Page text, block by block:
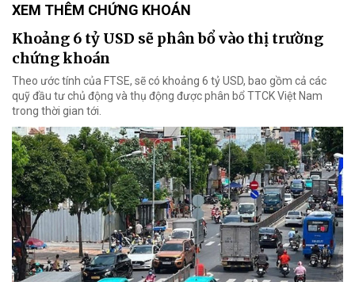
XEM THÊM CHỨNG KHOÁN
Khoảng 6 tỷ USD sẽ phân bổ vào thị trường
chứng khoán
Theo ước tính của FTSE, sẽ có khoảng 6 tỷ USD, bao gồm cả các
quỹ đầu tư chủ động và thụ động được phân bổ TTCK Việt Nam
trong thời gian tới.